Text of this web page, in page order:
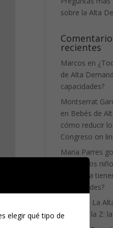
sobre la Alta
recientes
Marcos en
de Alta
capacidades?
Montserrat
en Bebés de
cómo reducir
Congreso on
Maria Parres
¿Todos los
Demanda
capacidades?
La
de la A a la Z:
elegir qué tipo de